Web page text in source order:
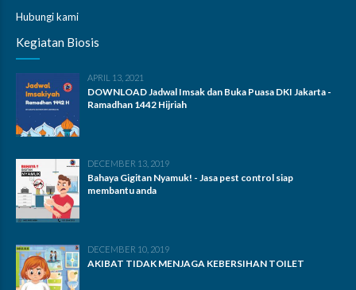
Hubungi kami
Kegiatan Biosis
APRIL 13, 2021
DOWNLOAD Jadwal Imsak dan Buka Puasa DKI Jakarta -
Ramadhan 1442 Hijriah
DECEMBER 13, 2019
Bahaya Gigitan Nyamuk! - Jasa pest control siap
membantu anda
DECEMBER 10, 2019
AKIBAT TIDAK MENJAGA KEBERSIHAN TOILET